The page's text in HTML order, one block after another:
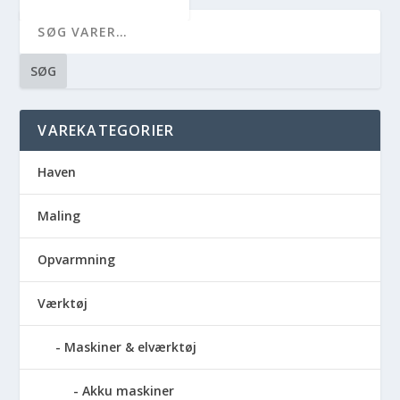
SØG
VAREKATEGORIER
Haven
Maling
Opvarmning
Værktøj
Maskiner & elværktøj
Akku maskiner